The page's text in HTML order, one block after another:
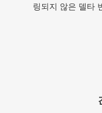
링되지 않은 델타